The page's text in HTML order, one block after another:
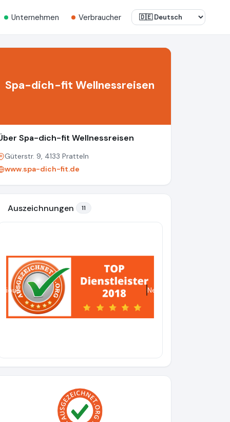
Unternehmen Verbraucher
Spa-dich-fit Wellnessreisen
Spa-dich-fit Wellnessreisen
Güterstr. 9, 4133 Pratteln
www.spa-dich-fit.de
Auszeichnungen 11
Next